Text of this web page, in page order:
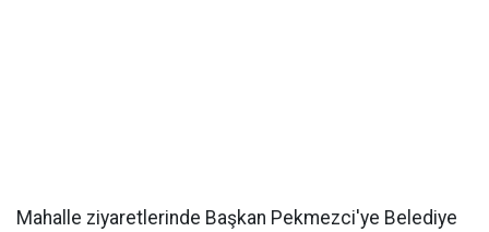
Mahalle ziyaretlerinde Başkan Pekmezci'ye Belediye